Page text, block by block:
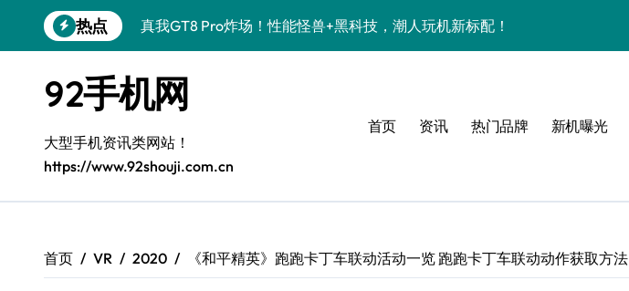
到
热点
真我GT8 Pro炸场！性能怪兽+黑科技，潮人玩机新标配！
荣耀500 Pro携手MOLLY来袭！潮人必看玩机秘籍大公开
vivo S50 Pro mini来袭！小屏旗舰，潮人必备新宠速览！
REDMI K90炸场来袭！性能怪兽+黑科技配置全揭秘
荣耀ROBOT PHONE炸场！手机一握，智能资讯全收割！
iPhone 17e炸场来袭！性能配置大升级，潮人速来围观！
92手机网
大型手机资讯类网站！
https://www.92shouji.com.cn
首页 资讯 热门品牌 新机曝光
首页 VR 2020 《和平精英》跑跑卡丁车联动活动一览 跑跑卡丁车联动动作获取方法